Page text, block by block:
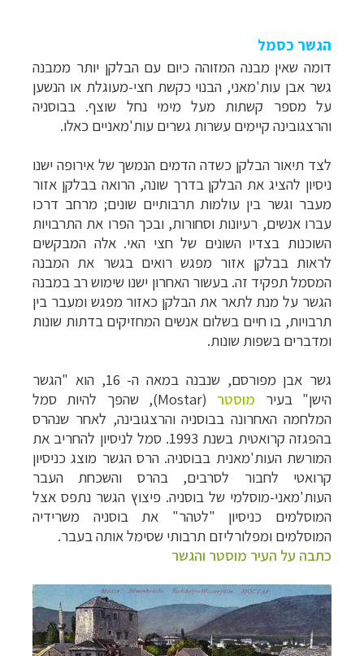
הגשר כסמל
דומה שאין מבנה המזוהה כיום עם הבלקן יותר ממבנה
גשר אבן עות'מאני, הבנוי כקשת חצי-מעוגלת או הנשען
על מספר קשתות מעל מימי נחל שוצף. בבוסניה
והרצגובינה קיימים עשרות גשרים עות'מאניים כאלו.
לצד תיאור הבלקן כשדה הדמים הנמשך של אירופה ישנו
ניסיון להציג את הבלקן בדרך שונה, הרואה בבלקן אזור
מעבר וגשר בין עולמות תרבותיים שונים; מרחב דרכו
עברו אנשים, רעיונות וסחורות, ובכך הפרו את התרבויות
השוכנות בצדיו השונים של חצי האי. אלה המבקשים
לראות בבלקן אזור מפגש רואים בגשר את המבנה
המסמל תפקיד זה. בעשור האחרון ישנו שימוש רב במבנה
הגשר על מנת לתאר את הבלקן כאזור מפגש ומעבר בין
תרבויות, בו חיים בשלום אנשים המחזיקים בדתות שונות
ומדברים בשפות שונות.
גשר אבן מפורסם, שנבנה במאה ה- 16, הוא "הגשר
הישן" בעיר מוסטר (
Mostar), שהפך להיות סמל
המלחמה האחרונה בבוסניה והרצגובינה, לאחר שנהרס
בהפגזה קרואטית בשנת 1993. סמל לניסיון להחריב את
המורשת העות'מאנית בבוסניה. הרס הגשר מוצג כניסיון
קרואטי לחבור לסרבים, בהרס והשכחת העבר
העות'מאני-מוסלמי של בוסניה. פיצוץ הגשר נתפס אצל
המוסלמים כניסיון "לטהר" את בוסניה משרידיה
המוסלמים ומפלורליזם תרבותי שסימל אותה בעבר.
כתבה על העיר מוסטר והגשר